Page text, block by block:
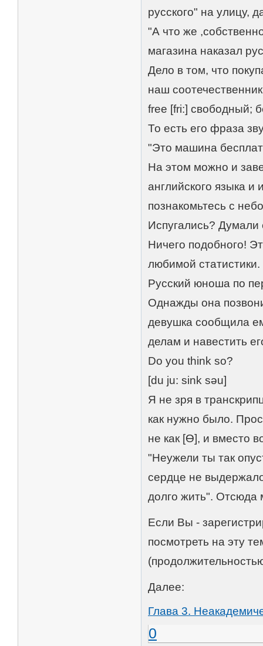
русского" на улицу,
"А что же
магазина наказал
Дело в том, что
наш
free [fri:] свободный;
То есть его фраза
"Это машина
На этом можно и
английского языка
познакомьтесь с
Испугались?
Ничего подобного!
любимой статистики.
Русский юноша по
Однажды она
девушка сообщила
делам и навестить
Do you think so?
[du ju: sink səu]
Я не зря в
как нужно было.
не как [Ɵ], и вместо
"Неужели ты так
сердце не
долго жить". Отсюда
Если Вы -
посмотреть на эту
Далее:
Глава 3.
0